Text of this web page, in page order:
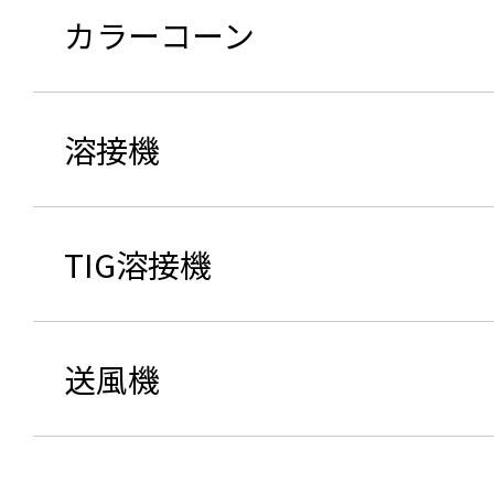
カラーコーン
溶接機
TIG溶接機
送風機